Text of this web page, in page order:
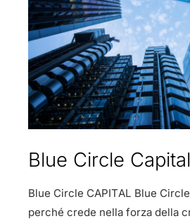
Blue Circle Capital
Blue Circle CAPITAL Blue
perché crede nella forza della